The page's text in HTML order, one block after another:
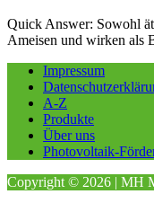
Quick Answer: Sowohl
Ameisen und wirken als
Impressum
A-Z
Produkte
Über uns
Photovoltaik-
Copyright © 2026 | MH